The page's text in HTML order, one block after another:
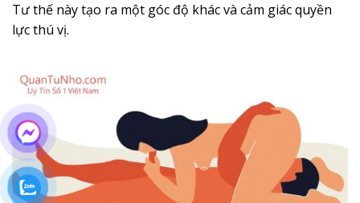
Tư thế này tạo ra một góc độ khác và cảm giác quyền
lực thú vị.